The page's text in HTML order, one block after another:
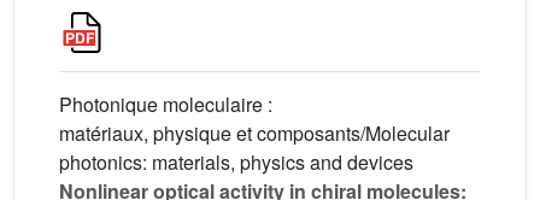
Photonique moleculaire :
matériaux, physique et composants/Molecular
photonics: materials, physics and devices
Nonlinear optical activity in chiral molecules: